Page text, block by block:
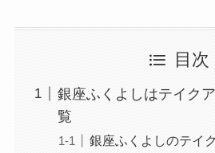
目次
銀座ふくよしはテイク
覧
銀座ふくよしのテイ